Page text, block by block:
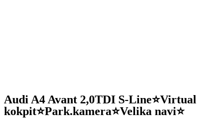
Audi A4 Avant 2,0TDI S-Line⭐Virtual
kokpit⭐Park.kamera⭐Velika navi⭐